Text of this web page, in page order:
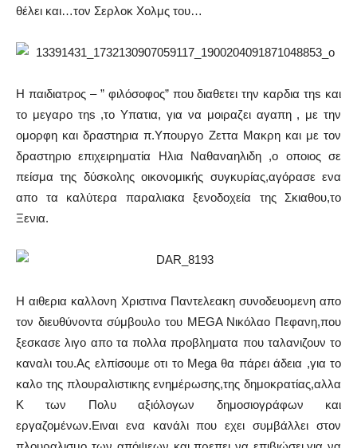
θέλει και…τον Σερλοκ Χολμς του…
Η παιδιατρος – ” φιλόσοφος” που διαθετει την καρδια τηs και
το μεγαρο τηs ,το Υπατια, για να μοιραζει αγαπη , με την
ομορφη και δραστηρια π.Υπουργο Ζεττα Μακρη και με τον
δραστηριο επιχειρηματία Ηλια Ναθαναηλιδη ,ο οποιος σε
πείσμα της δύσκολης οικονομικής συγκυρίας,αγόρασε ενα
απο τα καλύτερα παραλιακα ξενοδοχεία της Σκιαθου,το
Ξενια.
Η αιθερια καλλονη Χριστινα Παντελεακη συνοδευομενη απο
τον διευθύνοντα σύμβουλο του MEGA Νικόλαο Πεφανη,που
ξεσκασε λιγο απο τα πολλα προβληματα που ταλανιζουν το
καναλι του.Ας ελπίσουμε οτι το Mega θα πάρει άδεια ,για το
καλο της πλουραλιστικης ενημέρωσης,της δημοκρατίας,αλλα
Κ των Πολυ αξιόλογων δημοσιογράφων και
εργαζομένων.Ειναι ενα κανάλι που εχει συμβάλλει στον